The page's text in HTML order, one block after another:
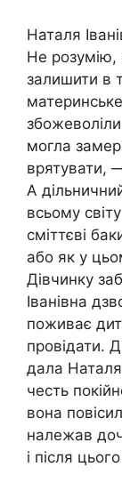
Наталя
Не
залишити в
могла
врятувати,
А
всьому
сміттєві
або як у
Дівчинку
Іванівна
поживає
провідати.
дала Наталя
честь
вона
належав
і після